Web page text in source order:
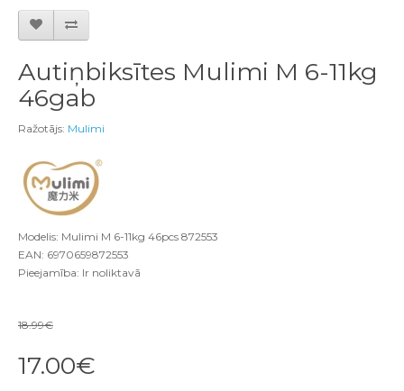
Autiņbiksītes Mulimi M 6-11kg
46gab
Ražotājs: Mulimi
Modelis: Mulimi M 6-11kg 46pcs 872553
EAN: 6970659872553
Pieejamība: Ir noliktavā
18.99€
17.00€